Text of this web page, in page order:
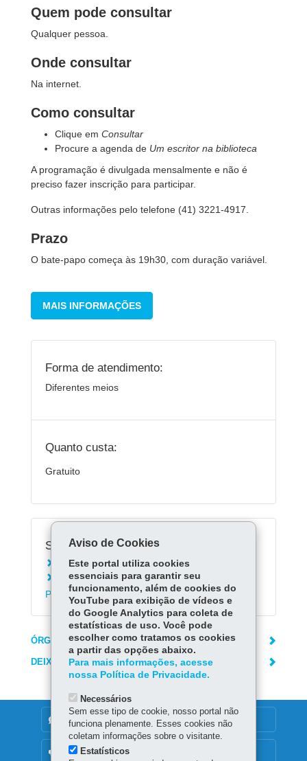
Quem pode consultar
Qualquer pessoa.
Onde consultar
Na internet.
Como consultar
Clique em Consultar
Procure a agenda de Um escritor na biblioteca
A programação é divulgada mensalmente e não é
preciso fazer inscrição para participar.
Outras informações pelo telefone (41) 3221-4917.
Prazo
O bate-papo começa às 19h30, com duração variável.
MAIS INFORMAÇÕES
Forma de atendimento:
Diferentes meios
Quanto custa:
Gratuito
Serviços Relacionados:
Receber orientações sobre direitos autorais
Agendar visita guiada à Biblioteca Pública do
Paraná
ÓRGÃO RESPONSÁVEL
DEIXE SUA OPINIÃO
DENUNCIE CORRUPÇÃO
OUVIDORIA
Aviso de Cookies
Este portal utiliza cookies
essenciais para garantir seu
funcionamento, além de cookies do
YouTube para exibição de vídeos e
do Google Analytics para coleta de
estatísticas de uso. Você pode
escolher como tratamos os cookies
a partir das opções abaixo.
Para mais informações, acesse
nossa Política de Privacidade.
Necessários
Sem esse tipo de cookie, nosso portal não
funciona plenamente. Esses cookies não
coletam informações sobre o visitante.
Estatísticos